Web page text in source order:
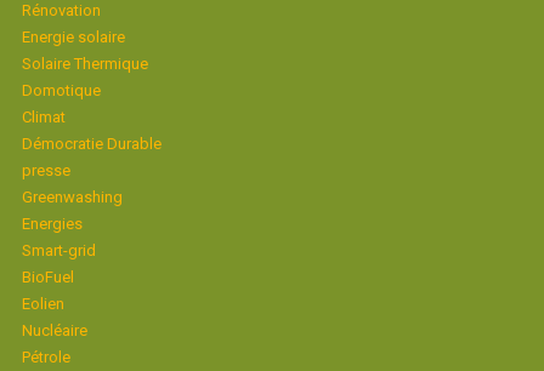
Rénovation
Energie solaire
Solaire Thermique
Domotique
Climat
Démocratie Durable
presse
Greenwashing
Energies
Smart-grid
BioFuel
Eolien
Nucléaire
Pétrole